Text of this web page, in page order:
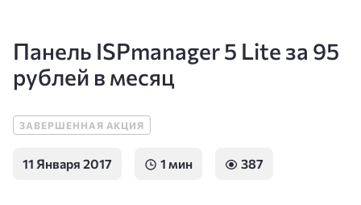
Панель ISPmanager 5 Lite за 95
рублей в месяц
ЗАВЕРШЕННАЯ АКЦИЯ
11 Января 2017 1 мин 387